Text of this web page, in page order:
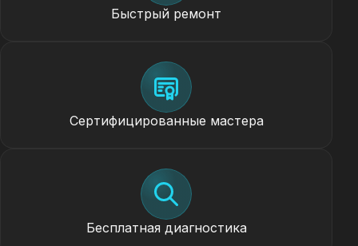
Быстрый ремонт
Сертифицированные мастера
Бесплатная диагностика